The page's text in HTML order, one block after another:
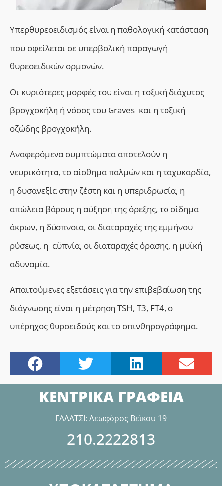
Υπερθυρεοειδισμός είναι η παθολογική κατάσταση
που οφείλεται σε υπερβολική παραγωγή
θυρεοειδικών ορμονών.
Οι κυριότερες μορφές του είναι η τοξική διάχυτος
βρογχοκήλη ή νόσος του Graves και η τοξική
οζώδης βρογχοκήλη.
Αναφερόμενα συμπτώματα αποτελούν η
νευρικότητα, το αίσθημα παλμών και η ταχυκαρδία,
η δυσανεξία στην ζέστη και η υπεριδρωσία, η
απώλεια βάρους η αύξηση της όρεξης, το οίδημα
άκρων, η δύσπνοια, οι διαταραχές της εμμήνου
ρύσεως, η αϋπνία, οι διαταραχές όρασης, η μυϊκή
αδυναμία.
Απαιτούμενες εξετάσεις για την επιβεβαίωση της
διάγνωσης είναι η μέτρηση TSH, T3, FT4, o
υπέρηχος θυροειδούς και το σπινθηρογράφημα.
ΚΕΝΤΡΙΚΑ ΓΡΑΦΕΙΑ
ΓΑΛΑΤΣΙ: Λεωφόρος Βεϊκου 19
210.2222813